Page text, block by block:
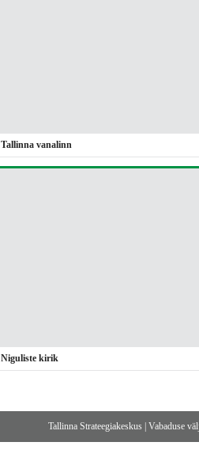
Tallinna vanalinn
Niguliste kirik
Tallinna Strateegiakeskus Vabaduse